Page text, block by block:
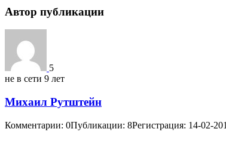
Автор публикации
5
не в сети 9 лет
Михаил Рутштейн
Комментарии: 0Публикации: 8Регистрация: 14-02-